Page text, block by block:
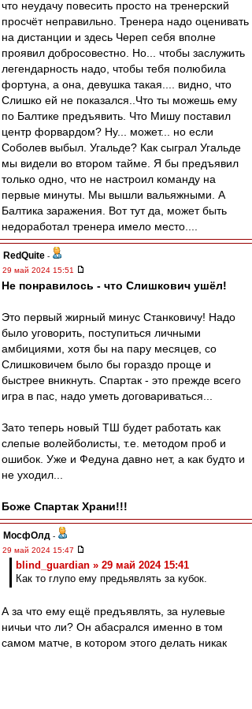
что неудачу повесить просто на тренерский
просчёт неправильно. Тренера надо оценивать
на дистанции и здесь Череп себя вполне
проявил добросовестно. Но... чтобы заслужить
легендарность надо, чтобы тебя полюбила
фортуна, а она, девушка такая.... видно, что
Слишко ей не показался..Что ты можешь ему
по Балтике предъявить. Что Мишу поставил
центр форвардом? Ну... может... но если
Соболев выбыл. Угальде? Как сыграл Угальде
мы видели во втором тайме. Я бы предъявил
только одно, что не настроил команду на
первые минуты. Мы вышли вальяжными. А
Балтика заражения. Вот тут да, может быть
недоработал тренера имело место....
RedQuite -
29 май 2024 15:51
Не понравилось - что Слишкович ушёл!
Это первый жирный минус Станковичу! Надо
было уговорить, поступиться личными
амбициями, хотя бы на пару месяцев, со
Слишковичем было бы гораздо проще и
быстрее вникнуть. Спартак - это прежде всего
игра в пас, надо уметь договариваться...
Зато теперь новый ТШ будет работать как
слепые волейболисты, т.е. методом проб и
ошибок. Уже и Федуна давно нет, а как будто и
не уходил...
Боже Спартак Храни!!!
МосфОлд -
29 май 2024 15:47
blind_guardian » 29 май 2024 15:41
Как то глупо ему предьявлять за кубок.
А за что ему ещё предъявлять, за нулевые
ничьи что ли? Он абасрался именно в том
самом матче, в котором этого делать никак